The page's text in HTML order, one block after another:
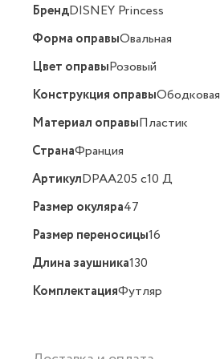
БрендDISNEY Princess
Форма оправыОвальная
Цвет оправыРозовый
Конструкция оправыОбодковая
Материал оправыПластик
СтранаФранция
АртикулDPAA205 c10 Д
Размер окуляра47
Размер переносицы16
Длина заушника130
КомплектацияФутляр